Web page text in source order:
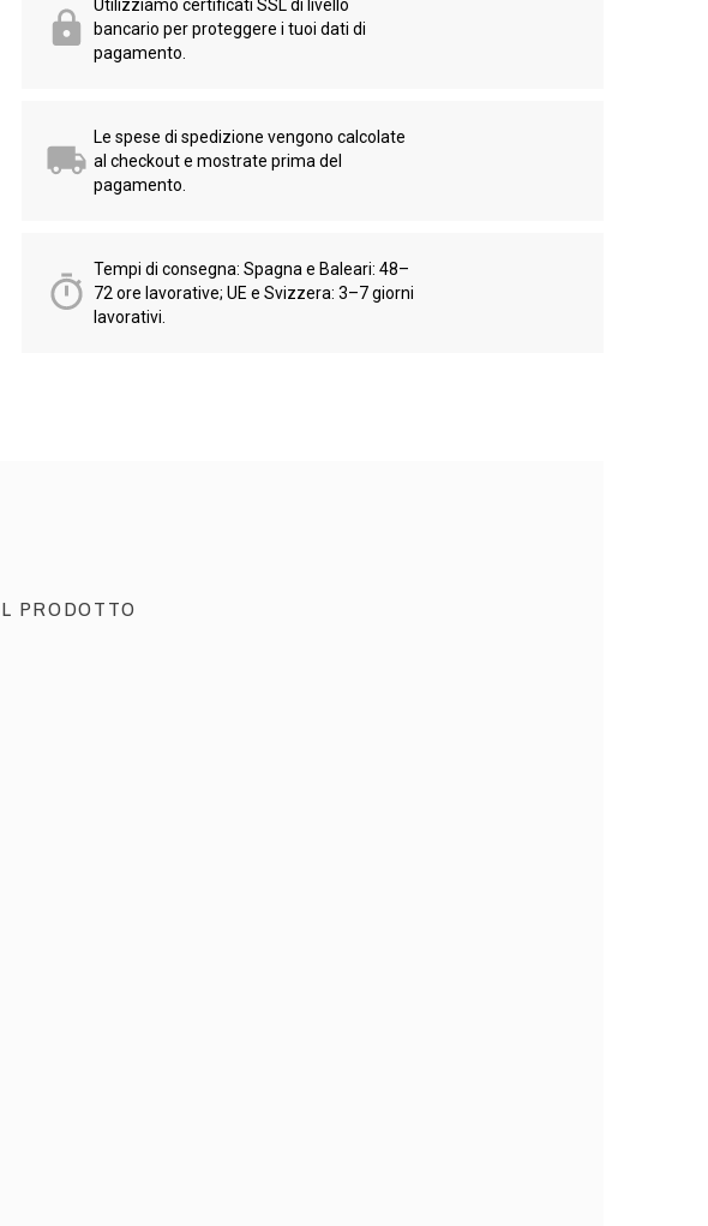
Utilizziamo certificati SSL di livello
bancario per proteggere i tuoi dati di
pagamento.
Le spese di spedizione vengono calcolate
al checkout e mostrate prima del
pagamento.
Tempi di consegna: Spagna e Baleari: 48–
72 ore lavorative; UE e Svizzera: 3–7 giorni
lavorativi.
PRODOTTO